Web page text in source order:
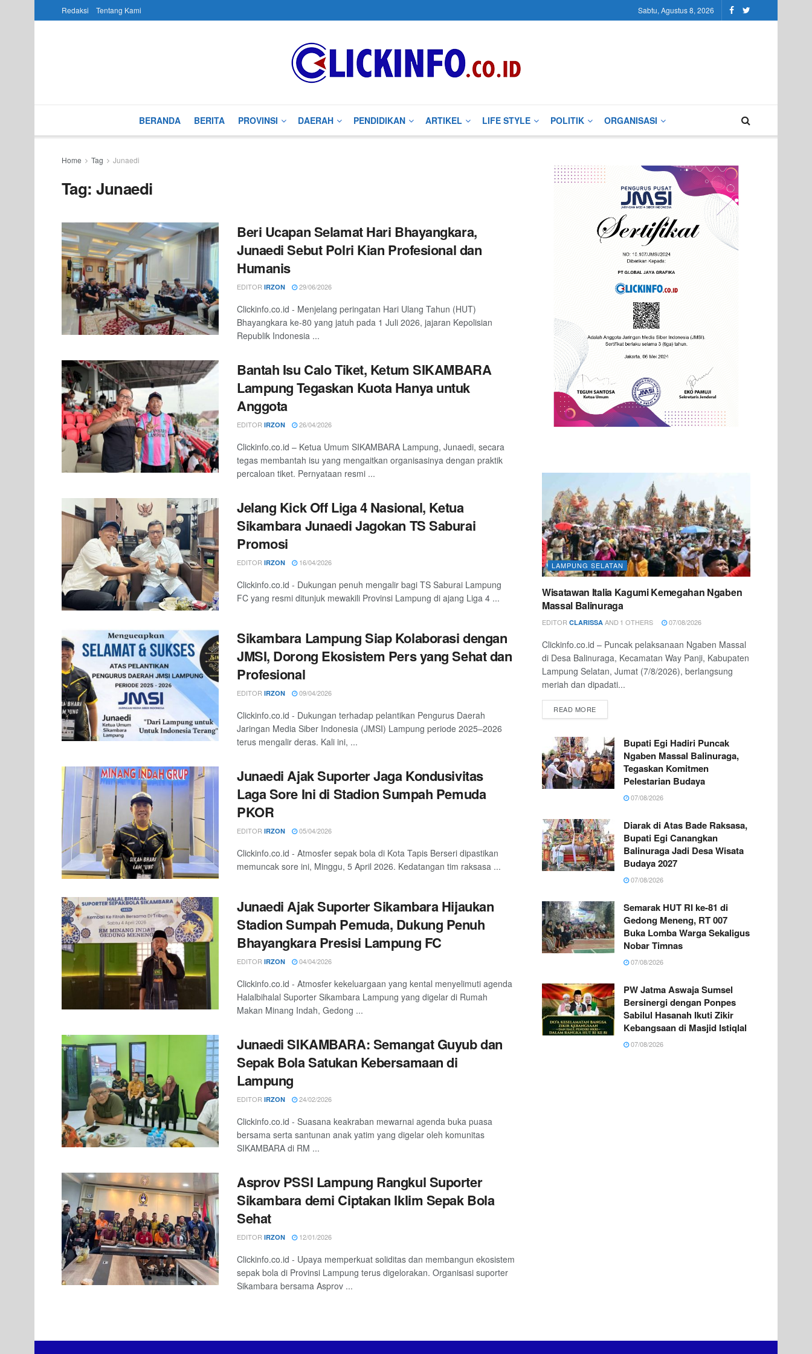
Redaksi Tentang Kami Sabtu, Agustus 8, 2026
BERANDA BERITA PROVINSI DAERAH PENDIDIKAN ARTIKEL LIFE STYLE POLITIK ORGANISASI
Home Tag Junaedi
Tag:Junaedi
Beri Ucapan Selamat Hari Bhayangkara,
Junaedi Sebut Polri Kian Profesional dan
Humanis
EDITOR IRZON 29/06/2026
Clickinfo.co.id - Menjelang peringatan Hari Ulang Tahun (HUT)
Bhayangkara ke-80 yang jatuh pada 1 Juli 2026, jajaran Kepolisian
Republik Indonesia ...
Bantah Isu Calo Tiket, Ketum SIKAMBARA
Lampung Tegaskan Kuota Hanya untuk
Anggota
EDITOR IRZON 26/04/2026
Clickinfo.co.id – Ketua Umum SIKAMBARA Lampung, Junaedi, secara
tegas membantah isu yang mengaitkan organisasinya dengan praktik
percaloan tiket. Pernyataan resmi ...
Jelang Kick Off Liga 4 Nasional, Ketua
Sikambara Junaedi Jagokan TS Saburai
Promosi
EDITOR IRZON 16/04/2026
Clickinfo.co.id - Dukungan penuh mengalir bagi TS Saburai Lampung
FC yang resmi ditunjuk mewakili Provinsi Lampung di ajang Liga 4 ...
Sikambara Lampung Siap Kolaborasi dengan
JMSI, Dorong Ekosistem Pers yang Sehat dan
Profesional
EDITOR IRZON 09/04/2026
Clickinfo.co.id - Dukungan terhadap pelantikan Pengurus Daerah
Jaringan Media Siber Indonesia (JMSI) Lampung periode 2025–2026
terus mengalir deras. Kali ini, ...
Junaedi Ajak Suporter Jaga Kondusivitas
Laga Sore Ini di Stadion Sumpah Pemuda
PKOR
EDITOR IRZON 05/04/2026
Clickinfo.co.id - Atmosfer sepak bola di Kota Tapis Berseri dipastikan
memuncak sore ini, Minggu, 5 April 2026. Kedatangan tim raksasa ...
Junaedi Ajak Suporter Sikambara Hijaukan
Stadion Sumpah Pemuda, Dukung Penuh
Bhayangkara Presisi Lampung FC
EDITOR IRZON 04/04/2026
Clickinfo.co.id - Atmosfer kekeluargaan yang kental menyelimuti agenda
Halalbihalal Suporter Sikambara Lampung yang digelar di Rumah
Makan Minang Indah, Gedong ...
Junaedi SIKAMBARA: Semangat Guyub dan
Sepak Bola Satukan Kebersamaan di
Lampung
EDITOR IRZON 24/02/2026
Clickinfo.co.id - Suasana keakraban mewarnai agenda buka puasa
bersama serta santunan anak yatim yang digelar oleh komunitas
SIKAMBARA di RM ...
Asprov PSSI Lampung Rangkul Suporter
Sikambara demi Ciptakan Iklim Sepak Bola
Sehat
EDITOR IRZON 12/01/2026
Clickinfo.co.id - Upaya memperkuat soliditas dan membangun ekosistem
sepak bola di Provinsi Lampung terus digelorakan. Organisasi suporter
Sikambara bersama Asprov ...
LAMPUNG SELATAN
Wisatawan Italia Kagumi Kemegahan Ngaben
Massal Balinuraga
EDITOR CLARISSA AND 1 OTHERS 07/08/2026
Clickinfo.co.id – Puncak pelaksanaan Ngaben Massal
di Desa Balinuraga, Kecamatan Way Panji, Kabupaten
Lampung Selatan, Jumat (7/8/2026), berlangsung
meriah dan dipadati...
READ MORE
Bupati Egi Hadiri Puncak
Ngaben Massal Balinuraga,
Tegaskan Komitmen
Pelestarian Budaya
07/08/2026
Diarak di Atas Bade Raksasa,
Bupati Egi Canangkan
Balinuraga Jadi Desa Wisata
Budaya 2027
07/08/2026
Semarak HUT RI ke-81 di
Gedong Meneng, RT 007
Buka Lomba Warga Sekaligus
Nobar Timnas
07/08/2026
PW Jatma Aswaja Sumsel
Bersinergi dengan Ponpes
Sabilul Hasanah Ikuti Zikir
Kebangsaan di Masjid Istiqlal
07/08/2026